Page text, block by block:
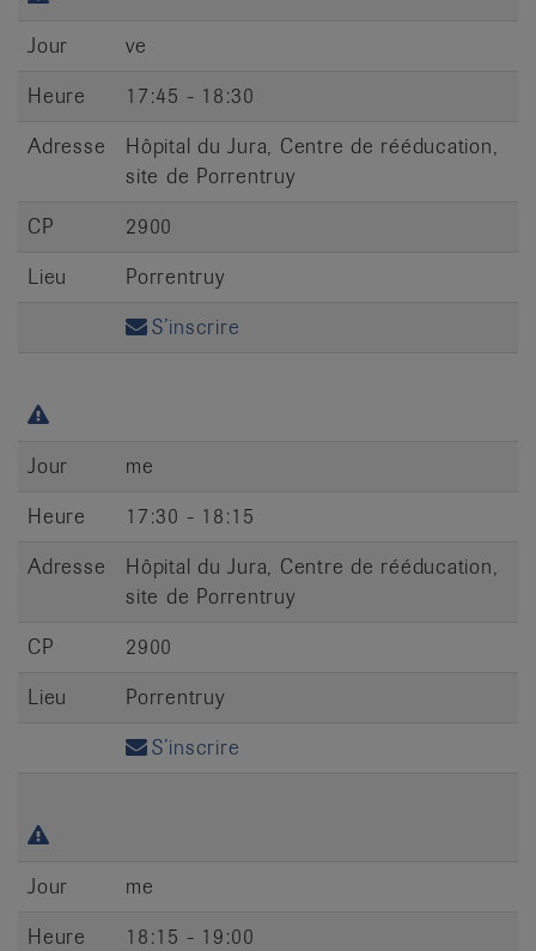
Jour
ve
Heure
17:45 - 18:30
Adresse
Hôpital du Jura, Centre de rééducation,
site de Porrentruy
CP
2900
Lieu
Porrentruy
S’inscrire
Jour
me
Heure
17:30 - 18:15
Adresse
Hôpital du Jura, Centre de rééducation,
site de Porrentruy
CP
2900
Lieu
Porrentruy
S’inscrire
Jour
me
Heure
18:15 - 19:00